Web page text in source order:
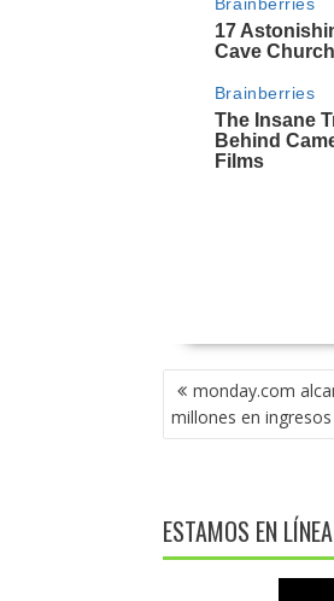
NAVEGACIÓN
DE
ENTRADAS
monday.com
millones en
ESTAMOS EN